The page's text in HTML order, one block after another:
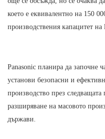
което е еквивалентно на 150
производствения капацитет на
Panasonic планира да започне
установи безопасни и
производство през
разширяване на масовото
държави.